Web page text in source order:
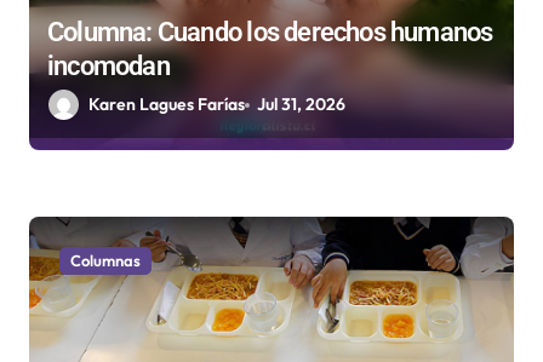
a
d
s
Columna: Cuando los derechos humanos
incomodan
Karen Lagues Farías Jul 31, 2026
Columnas